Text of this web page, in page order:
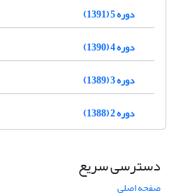
دوره 5 (1391)
دوره 4 (1390)
دوره 3 (1389)
دوره 2 (1388)
دسترسی سریع
صفحه اصلی